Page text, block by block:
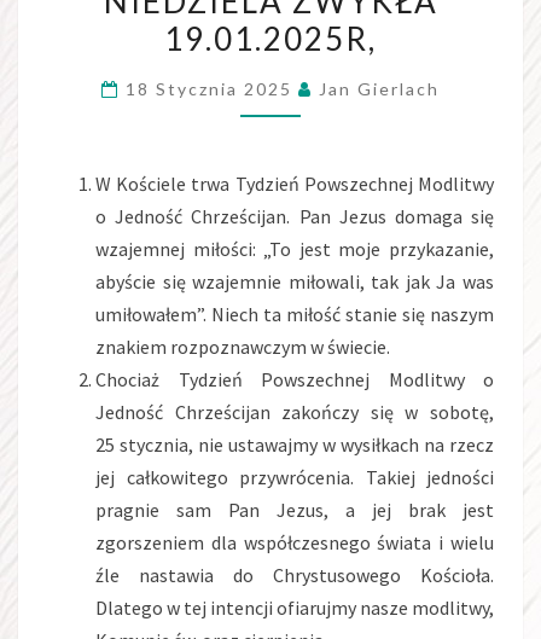
ZWYKŁA
19.01.2025R,
19.01.2025R,
18 Stycznia 2025 Jan Gierlach
W Kościele trwa Tydzień Powszechnej Modlitwy
o Jedność Chrześcijan. Pan Jezus domaga się
wzajemnej miłości: „To jest moje przykazanie,
abyście się wzajemnie miłowali, tak jak Ja was
umiłowałem”. Niech ta miłość stanie się naszym
znakiem rozpoznawczym w świecie.
Chociaż Tydzień Powszechnej Modlitwy o
Jedność Chrześcijan zakończy się w sobotę,
25 stycznia, nie ustawajmy w wysiłkach na rzecz
jej całkowitego przywrócenia. Takiej jedności
pragnie sam Pan Jezus, a jej brak jest
zgorszeniem dla współczesnego świata i wielu
źle nastawia do Chrystusowego Kościoła.
Dlatego w tej intencji ofiarujmy nasze modlitwy,